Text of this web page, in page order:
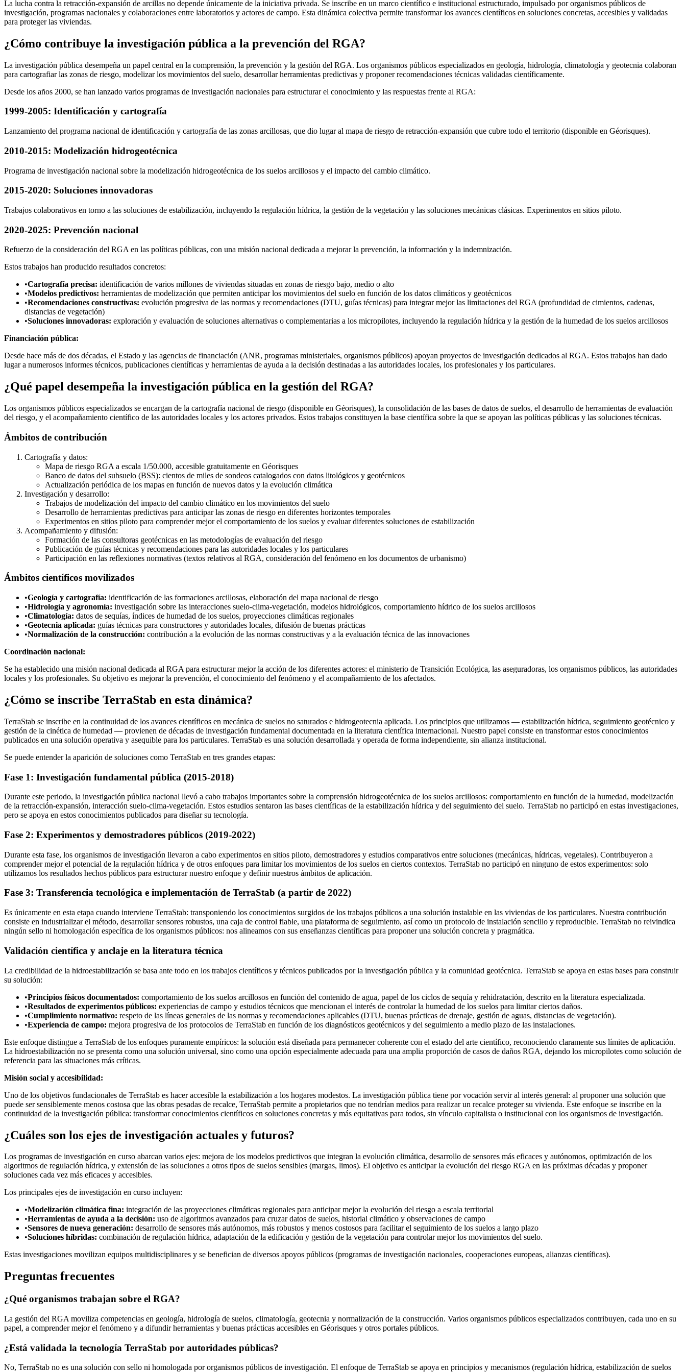
La lucha contra la retracción-expansión de arcillas no depende únicamente de la iniciativa privada. Se inscribe en un marco científico e institucional estructurado, impulsado por organismos públicos de
investigación, programas nacionales y colaboraciones entre laboratorios y actores de campo. Esta dinámica colectiva permite transformar los avances científicos en soluciones concretas, accesibles y validadas
para proteger las viviendas.
¿Cómo contribuye la investigación pública a la prevención del RGA?
La investigación pública desempeña un papel central en la comprensión, la prevención y la gestión del RGA. Los organismos públicos especializados en geología, hidrología, climatología y geotecnia colaboran
para cartografiar las zonas de riesgo, modelizar los movimientos del suelo, desarrollar herramientas predictivas y proponer recomendaciones técnicas validadas científicamente.
Desde los años 2000, se han lanzado varios programas de investigación nacionales para estructurar el conocimiento y las respuestas frente al RGA:
1999-2005: Identificación y cartografía
Lanzamiento del programa nacional de identificación y cartografía de las zonas arcillosas, que dio lugar al mapa de riesgo de retracción-expansión que cubre todo el territorio (disponible en Géorisques).
2010-2015: Modelización hidrogeotécnica
Programa de investigación nacional sobre la modelización hidrogeotécnica de los suelos arcillosos y el impacto del cambio climático.
2015-2020: Soluciones innovadoras
Trabajos colaborativos en torno a las soluciones de estabilización, incluyendo la regulación hídrica, la gestión de la vegetación y las soluciones mecánicas clásicas. Experimentos en sitios piloto.
2020-2025: Prevención nacional
Refuerzo de la consideración del RGA en las políticas públicas, con una misión nacional dedicada a mejorar la prevención, la información y la indemnización.
Estos trabajos han producido resultados concretos:
•Cartografía precisa: identificación de varios millones de viviendas situadas en zonas de riesgo bajo, medio o alto
•Modelos predictivos: herramientas de modelización que permiten anticipar los movimientos del suelo en función de los datos climáticos y geotécnicos
•Recomendaciones constructivas: evolución progresiva de las normas y recomendaciones (DTU, guías técnicas) para integrar mejor las limitaciones del RGA (profundidad de cimientos, cadenas,
distancias de vegetación)
•Soluciones innovadoras: exploración y evaluación de soluciones alternativas o complementarias a los micropilotes, incluyendo la regulación hídrica y la gestión de la humedad de los suelos arcillosos
Financiación pública:
Desde hace más de dos décadas, el Estado y las agencias de financiación (ANR, programas ministeriales, organismos públicos) apoyan proyectos de investigación dedicados al RGA. Estos trabajos han dado
lugar a numerosos informes técnicos, publicaciones científicas y herramientas de ayuda a la decisión destinadas a las autoridades locales, los profesionales y los particulares.
¿Qué papel desempeña la investigación pública en la gestión del RGA?
Los organismos públicos especializados se encargan de la cartografía nacional de riesgo (disponible en Géorisques), la consolidación de las bases de datos de suelos, el desarrollo de herramientas de evaluación
del riesgo, y el acompañamiento científico de las autoridades locales y los actores privados. Estos trabajos constituyen la base científica sobre la que se apoyan las políticas públicas y las soluciones técnicas.
Ámbitos de contribución
Cartografía y datos:
Mapa de riesgo RGA a escala 1/50.000, accesible gratuitamente en Géorisques
Banco de datos del subsuelo (BSS): cientos de miles de sondeos catalogados con datos litológicos y geotécnicos
Actualización periódica de los mapas en función de nuevos datos y la evolución climática
Investigación y desarrollo:
Trabajos de modelización del impacto del cambio climático en los movimientos del suelo
Desarrollo de herramientas predictivas para anticipar las zonas de riesgo en diferentes horizontes temporales
Experimentos en sitios piloto para comprender mejor el comportamiento de los suelos y evaluar diferentes soluciones de estabilización
Acompañamiento y difusión:
Formación de las consultoras geotécnicas en las metodologías de evaluación del riesgo
Publicación de guías técnicas y recomendaciones para las autoridades locales y los particulares
Participación en las reflexiones normativas (textos relativos al RGA, consideración del fenómeno en los documentos de urbanismo)
Ámbitos científicos movilizados
•Geología y cartografía: identificación de las formaciones arcillosas, elaboración del mapa nacional de riesgo
•Hidrología y agronomía: investigación sobre las interacciones suelo-clima-vegetación, modelos hidrológicos, comportamiento hídrico de los suelos arcillosos
•Climatología: datos de sequías, índices de humedad de los suelos, proyecciones climáticas regionales
•Geotecnia aplicada: guías técnicas para constructores y autoridades locales, difusión de buenas prácticas
•Normalización de la construcción: contribución a la evolución de las normas constructivas y a la evaluación técnica de las innovaciones
Coordinación nacional:
Se ha establecido una misión nacional dedicada al RGA para estructurar mejor la acción de los diferentes actores: el ministerio de Transición Ecológica, las aseguradoras, los organismos públicos, las autoridades
locales y los profesionales. Su objetivo es mejorar la prevención, el conocimiento del fenómeno y el acompañamiento de los afectados.
¿Cómo se inscribe TerraStab en esta dinámica?
TerraStab se inscribe en la continuidad de los avances científicos en mecánica de suelos no saturados e hidrogeotecnia aplicada. Los principios que utilizamos — estabilización hídrica, seguimiento geotécnico y
gestión de la cinética de humedad — provienen de décadas de investigación fundamental documentada en la literatura científica internacional. Nuestro papel consiste en transformar estos conocimientos
publicados en una solución operativa y asequible para los particulares. TerraStab es una solución desarrollada y operada de forma independiente, sin alianza institucional.
Se puede entender la aparición de soluciones como TerraStab en tres grandes etapas:
Fase 1: Investigación fundamental pública (2015-2018)
Durante este periodo, la investigación pública nacional llevó a cabo trabajos importantes sobre la comprensión hidrogeotécnica de los suelos arcillosos: comportamiento en función de la humedad, modelización
de la retracción-expansión, interacción suelo-clima-vegetación. Estos estudios sentaron las bases científicas de la estabilización hídrica y del seguimiento del suelo. TerraStab no participó en estas investigaciones,
pero se apoya en estos conocimientos publicados para diseñar su tecnología.
Fase 2: Experimentos y demostradores públicos (2019-2022)
Durante esta fase, los organismos de investigación llevaron a cabo experimentos en sitios piloto, demostradores y estudios comparativos entre soluciones (mecánicas, hídricas, vegetales). Contribuyeron a
comprender mejor el potencial de la regulación hídrica y de otros enfoques para limitar los movimientos de los suelos en ciertos contextos. TerraStab no participó en ninguno de estos experimentos: solo
utilizamos los resultados hechos públicos para estructurar nuestro enfoque y definir nuestros ámbitos de aplicación.
Fase 3: Transferencia tecnológica e implementación de TerraStab (a partir de 2022)
Es únicamente en esta etapa cuando interviene TerraStab: transponiendo los conocimientos surgidos de los trabajos públicos a una solución instalable en las viviendas de los particulares. Nuestra contribución
consiste en industrializar el método, desarrollar sensores robustos, una caja de control fiable, una plataforma de seguimiento, así como un protocolo de instalación sencillo y reproducible. TerraStab no reivindica
ningún sello ni homologación específica de los organismos públicos: nos alineamos con sus enseñanzas científicas para proponer una solución concreta y pragmática.
Validación científica y anclaje en la literatura técnica
La credibilidad de la hidroestabilización se basa ante todo en los trabajos científicos y técnicos publicados por la investigación pública y la comunidad geotécnica. TerraStab se apoya en estas bases para construir
su solución:
•Principios físicos documentados: comportamiento de los suelos arcillosos en función del contenido de agua, papel de los ciclos de sequía y rehidratación, descrito en la literatura especializada.
•Resultados de experimentos públicos: experiencias de campo y estudios técnicos que mencionan el interés de controlar la humedad de los suelos para limitar ciertos daños.
•Cumplimiento normativo: respeto de las líneas generales de las normas y recomendaciones aplicables (DTU, buenas prácticas de drenaje, gestión de aguas, distancias de vegetación).
•Experiencia de campo: mejora progresiva de los protocolos de TerraStab en función de los diagnósticos geotécnicos y del seguimiento a medio plazo de las instalaciones.
Este enfoque distingue a TerraStab de los enfoques puramente empíricos: la solución está diseñada para permanecer coherente con el estado del arte científico, reconociendo claramente sus límites de aplicación.
La hidroestabilización no se presenta como una solución universal, sino como una opción especialmente adecuada para una amplia proporción de casos de daños RGA, dejando los micropilotes como solución de
referencia para las situaciones más críticas.
Misión social y accesibilidad:
Uno de los objetivos fundacionales de TerraStab es hacer accesible la estabilización a los hogares modestos. La investigación pública tiene por vocación servir al interés general: al proponer una solución que
puede ser sensiblemente menos costosa que las obras pesadas de recalce, TerraStab permite a propietarios que no tendrían medios para realizar un recalce proteger su vivienda. Este enfoque se inscribe en la
continuidad de la investigación pública: transformar conocimientos científicos en soluciones concretas y más equitativas para todos, sin vínculo capitalista o institucional con los organismos de investigación.
¿Cuáles son los ejes de investigación actuales y futuros?
Los programas de investigación en curso abarcan varios ejes: mejora de los modelos predictivos que integran la evolución climática, desarrollo de sensores más eficaces y autónomos, optimización de los
algoritmos de regulación hídrica, y extensión de las soluciones a otros tipos de suelos sensibles (margas, limos). El objetivo es anticipar la evolución del riesgo RGA en las próximas décadas y proponer
soluciones cada vez más eficaces y accesibles.
Los principales ejes de investigación en curso incluyen:
•Modelización climática fina: integración de las proyecciones climáticas regionales para anticipar mejor la evolución del riesgo a escala territorial
•Herramientas de ayuda a la decisión: uso de algoritmos avanzados para cruzar datos de suelos, historial climático y observaciones de campo
•Sensores de nueva generación: desarrollo de sensores más autónomos, más robustos y menos costosos para facilitar el seguimiento de los suelos a largo plazo
•Soluciones híbridas: combinación de regulación hídrica, adaptación de la edificación y gestión de la vegetación para controlar mejor los movimientos del suelo.
Estas investigaciones movilizan equipos multidisciplinares y se benefician de diversos apoyos públicos (programas de investigación nacionales, cooperaciones europeas, alianzas científicas).
Preguntas frecuentes
¿Qué organismos trabajan sobre el RGA?
La gestión del RGA moviliza competencias en geología, hidrología de suelos, climatología, geotecnia y normalización de la construcción. Varios organismos públicos especializados contribuyen, cada uno en su
papel, a comprender mejor el fenómeno y a difundir herramientas y buenas prácticas accesibles en Géorisques y otros portales públicos.
¿Está validada la tecnología TerraStab por autoridades públicas?
No, TerraStab no es una solución con sello ni homologada por organismos públicos de investigación. El enfoque de TerraStab se apoya en principios y mecanismos (regulación hídrica, estabilización de suelos